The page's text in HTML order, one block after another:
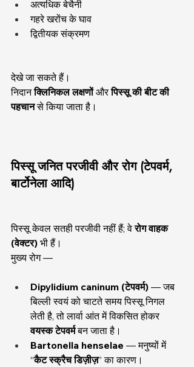
अत्यधिक बेचैनी
गहरे खरोंच के घाव
द्वितीयक संक्रमण
देखे जा सकते हैं।
निदान क्लिनिकल लक्षणों और पिस्सू की बीट की
पहचान से किया जाता है।
पिस्सू जनित परजीवी और रोग (टेपवर्म,
बार्टोनेला आदि)
पिस्सू केवल सतही परजीवी नहीं हैं; वे रोग वाहक
(वेक्टर) भी हैं।
मुख्य रोग —
Dipylidium caninum (टेपवर्म) — जब
बिल्ली स्वयं को चाटते समय पिस्सू निगल
लेती है, तो लार्वा आंत में विकसित होकर
वयस्क टेपवर्म बन जाता है।
Bartonella henselae — मनुष्यों में
“कैट स्क्रैच डिज़ीज़” का कारण।